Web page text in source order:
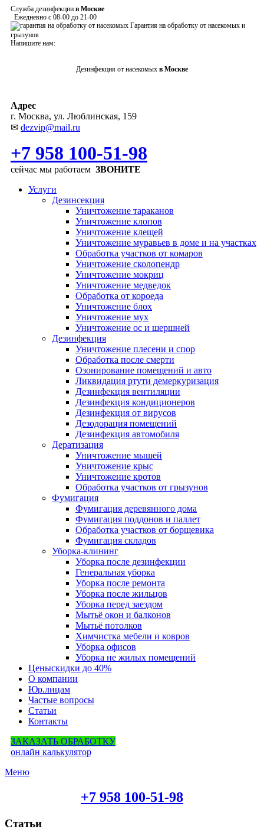
Служба дезинфекции в Москве
Ежедневно с 08-00 до 21-00
Гарантия на обработку от насекомых и
грызунов
Напишите нам:
Дезинфекция от насекомых в Москве
Адрес
г. Москва, ул. Люблинская, 159
✉ dezvip@mail.ru
+7 958 100-51-98
сейчас мы работаем ЗВОНИТЕ
Услуги
Дезинсекция
Уничтожение тараканов
Уничтожение клопов
Уничтожение клещей
Уничтожение муравьев в доме и на участках
Обработка участков от комаров
Уничтожение сколопендр
Уничтожение мокриц
Уничтожение медведок
Обработка от короеда
Уничтожение блох
Уничтожение мух
Уничтожение ос и шершней
Дезинфекция
Уничтожение плесени и спор
Обработка после смерти
Озонирование помещений и авто
Ликвидация ртути демеркуризация
Дезинфекция вентиляции
Дезинфекция кондиционеров
Дезинфекция от вирусов
Дезодорация помещений
Дезинфекция автомобиля
Дератизация
Уничтожение мышей
Уничтожение крыс
Уничтожение кротов
Обработка участков от грызунов
Фумигация
Фумигация деревянного дома
Фумигация поддонов и паллет
Обработка участков от борщевика
Фумигация складов
Уборка-клининг
Уборка после дезинфекции
Генеральная уборка
Уборка после ремонта
Уборка после жильцов
Уборка перед заездом
Мытьё окон и балконов
Мытьё потолков
Химчистка мебели и ковров
Уборка офисов
Уборка не жилых помещений
Ценыскидки до 40%
О компании
Юр.лицам
Частые вопросы
Статьи
Контакты
ЗАКАЗАТЬ ОБРАБОТКУ
онлайн калькулятор
Меню
+7 958 100-51-98
Статьи